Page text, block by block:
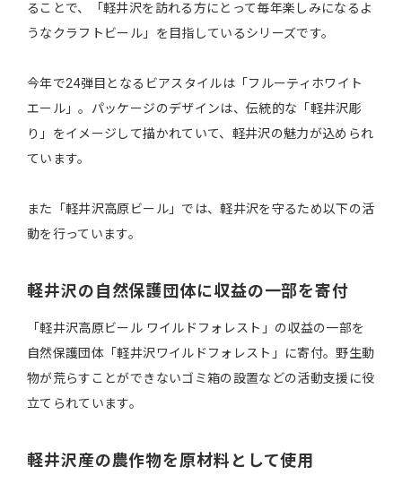
ることで、「軽井沢を訪れる方にとって毎年楽しみになるよ
うなクラフトビール」を目指しているシリーズです。
今年で24弾目となるビアスタイルは「フルーティホワイト
エール」。パッケージのデザインは、伝統的な「軽井沢彫
り」をイメージして描かれていて、軽井沢の魅力が込められ
ています。
また「軽井沢高原ビール」では、軽井沢を守るため以下の活
動を行っています。
軽井沢の自然保護団体に収益の一部を寄付
「軽井沢高原ビール ワイルドフォレスト」の収益の一部を
自然保護団体「軽井沢ワイルドフォレスト」に寄付。野生動
物が荒らすことができないゴミ箱の設置などの活動支援に役
立てられています。
軽井沢産の農作物を原材料として使用